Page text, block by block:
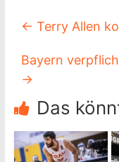
← Terry Allen
Bayern
→
Das